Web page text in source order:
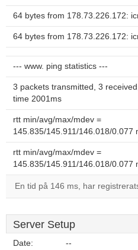
64 bytes from 178.73.226.172:
64 bytes from 178.73.226.172:
--- www. ping statistics ---
3 packets transmitted, 3
time 2001ms
rtt min/avg/max/mdev =
145.835/145.911/146.018/0.077
rtt min/avg/max/mdev =
145.835/145.911/146.018/0.077
En tid på 146 ms, har
Server Setup
Date: --